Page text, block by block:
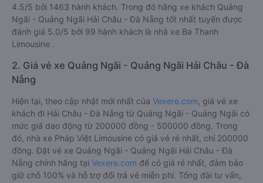
4.5/5 bởi 1463 hành khách. Trong đó hãng xe khách Quảng
Ngãi - Quảng Ngãi Hải Châu - Đà Nẵng tốt nhất tuyến được
đánh giá 5.0/5 bởi 99 hành khách là nhà xe Ba Thanh
Limousine .
2. Giá vé xe Quảng Ngãi - Quảng Ngãi Hải Châu - Đà
Nẵng
Hiện tại, theo cập nhật mới nhất của Vexere.com , giá vé xe
khách đi Hải Châu - Đà Nẵng từ Quảng Ngãi - Quảng Ngãi có
mức giá dao động từ 200000 đồng - 500000 đồng. Trong
đó, nhà xe Pháp Việt Limousine có giá vé rẻ nhất, chỉ 200000
đồng. Đặt vé xe Quảng Ngãi - Quảng Ngãi Hải Châu - Đà
Nẵng chính hãng tại Vexere.com để có giá rẻ nhất, đảm bảo
giữ chỗ 100% và hỗ trợ đổi trả vé miễn phí. Tổng đài tư vấn,